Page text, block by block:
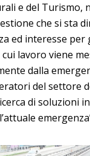
e del Turismo,
che si sta
ed interesse per
lavoro viene
dalla
del settore
di soluzioni